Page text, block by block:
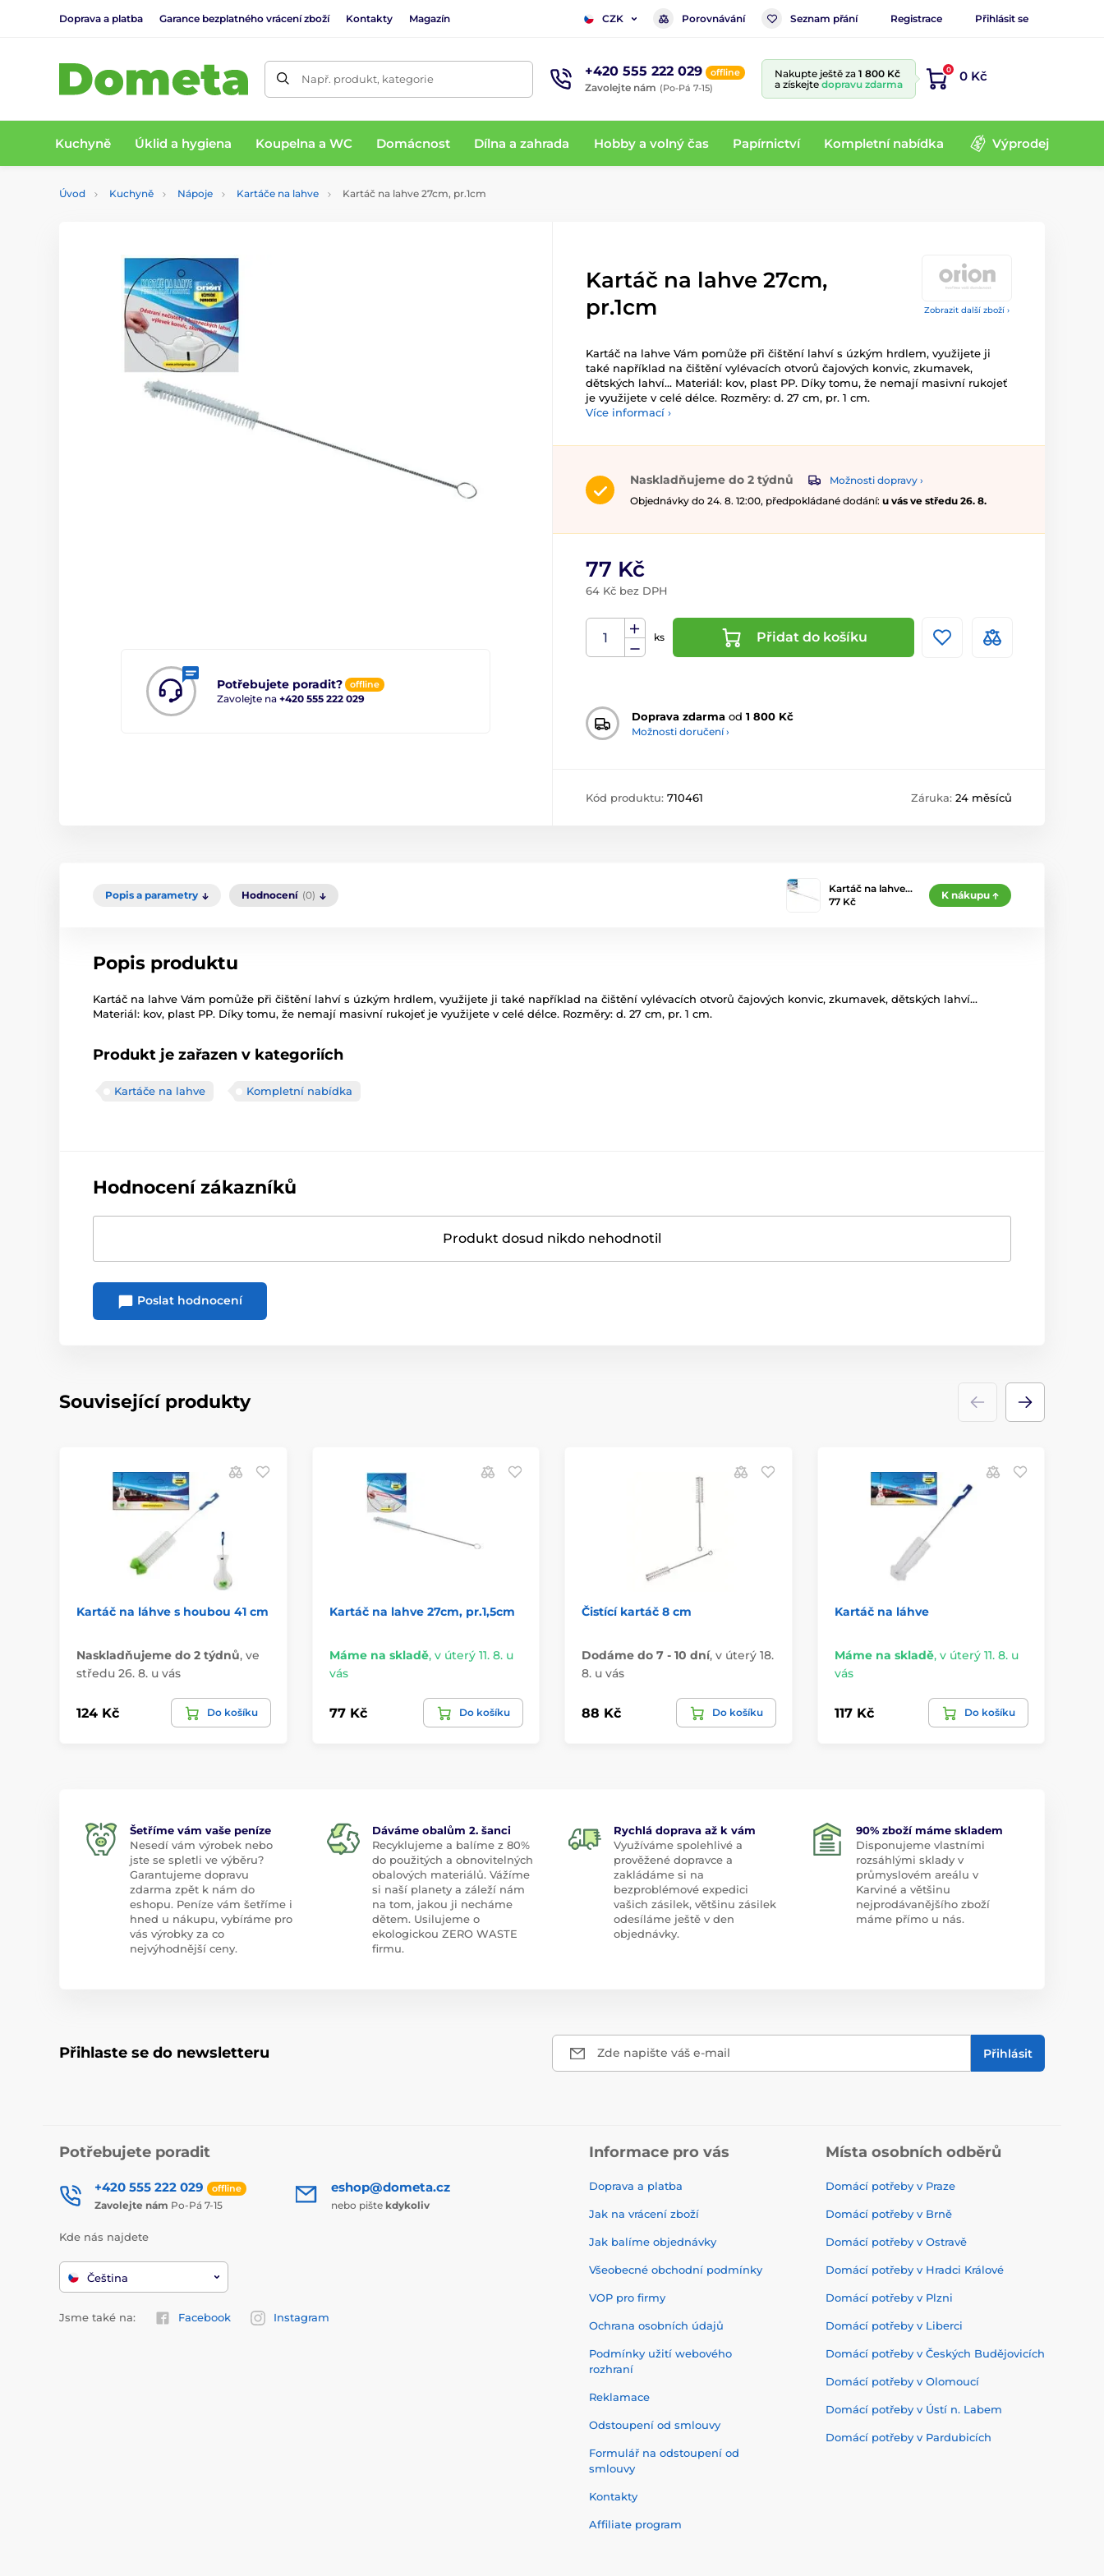
Doprava a platba Garance bezplatného vrácení zboží Kontakty Magazín CZK Porovnávání Seznam přání Registrace Přihlásit se
Např. produkt, kategorie +420 555 222 029 offline
Zavolejte nám (Po-Pá 7-15)
Nakupte ještě za 1 800 Kč
a získejte dopravu zdarma
0 0 Kč
Kuchyně Úklid a hygiena Koupelna a WC Domácnost Dílna a zahrada Hobby a volný čas Papírnictví Kompletní nabídka Výprodej
Úvod Kuchyně Nápoje Kartáče na lahve Kartáč na lahve 27cm, pr.1cm
Zobrazit další zboží ›
Potřebujete poradit? offline
Zavolejte na +420 555 222 029
Kartáč na lahve 27cm,
pr.1cm
Kartáč na lahve Vám pomůže při čištění lahví s úzkým hrdlem, využijete ji
také například na čištění vylévacích otvorů čajových konvic, zkumavek,
dětských lahví... Materiál: kov, plast PP. Díky tomu, že nemají masivní rukojeť
je využijete v celé délce. Rozměry: d. 27 cm, pr. 1 cm.
Více informací ›
Naskladňujeme do 2 týdnů
Možnosti dopravy ›
Objednávky do 24. 8. 12:00, předpokládané dodání: u vás ve středu 26. 8.
77 Kč
64 Kč bez DPH
ks Přidat do košíku
Doprava zdarma od 1 800 Kč
Možnosti doručení ›
Kód produktu: 710461 Záruka: 24 měsíců
Popis a parametry Hodnocení (0)
Kartáč na lahve…
77 Kč
K nákupu
Popis produktu
Kartáč na lahve Vám pomůže při čištění lahví s úzkým hrdlem, využijete ji také například na čištění vylévacích otvorů čajových konvic, zkumavek, dětských lahví...
Materiál: kov, plast PP. Díky tomu, že nemají masivní rukojeť je využijete v celé délce. Rozměry: d. 27 cm, pr. 1 cm.
Produkt je zařazen v kategoriích
Kartáče na lahve Kompletní nabídka
Hodnocení zákazníků
Produkt dosud nikdo nehodnotil
Poslat hodnocení
Související produkty
Kartáč na láhve s houbou 41 cm
Naskladňujeme do 2 týdnů, ve
středu 26. 8. u vás
124 Kč Do košíku
Kartáč na lahve 27cm, pr.1,5cm
Máme na skladě, v úterý 11. 8. u
vás
77 Kč Do košíku
Čistící kartáč 8 cm
Dodáme do 7 - 10 dní, v úterý 18.
8. u vás
88 Kč Do košíku
Kartáč na láhve
Máme na skladě, v úterý 11. 8. u
vás
117 Kč Do košíku
Šetříme vám vaše peníze
Nesedí vám výrobek nebo
jste se spletli ve výběru?
Garantujeme dopravu
zdarma zpět k nám do
eshopu. Peníze vám šetříme i
hned u nákupu, vybíráme pro
vás výrobky za co
nejvýhodnější ceny.
Dáváme obalům 2. šanci
Recyklujeme a balíme z 80%
do použitých a obnovitelných
obalových materiálů. Vážíme
si naší planety a záleží nám
na tom, jakou ji necháme
dětem. Usilujeme o
ekologickou ZERO WASTE
firmu.
Rychlá doprava až k vám
Využíváme spolehlivé a
prověžené dopravce a
zakládáme si na
bezproblémové expedici
vašich zásilek, většinu zásilek
odesíláme ještě v den
objednávky.
90% zboží máme skladem
Disponujeme vlastními
rozsáhlými sklady v
průmyslovém areálu v
Karviné a většinu
nejprodávanějšího zboží
máme přímo u nás.
Přihlaste se do newsletteru Zde napište váš e-mail Přihlásit
Potřebujete poradit
+420 555 222 029 offline
Zavolejte nám Po-Pá 7-15
eshop@dometa.cz
nebo pište kdykoliv
Kde nás najdete
Čeština
Jsme také na: Facebook Instagram
Informace pro vás
Doprava a platba
Jak na vrácení zboží
Jak balíme objednávky
Všeobecné obchodní podmínky
VOP pro firmy
Ochrana osobních údajů
Podmínky užití webového
rozhraní
Reklamace
Odstoupení od smlouvy
Formulář na odstoupení od
smlouvy
Kontakty
Affiliate program
Místa osobních odběrů
Domácí potřeby v Praze
Domácí potřeby v Brně
Domácí potřeby v Ostravě
Domácí potřeby v Hradci Králové
Domácí potřeby v Plzni
Domácí potřeby v Liberci
Domácí potřeby v Českých Budějovicích
Domácí potřeby v Olomoucí
Domácí potřeby v Ústí n. Labem
Domácí potřeby v Pardubicích